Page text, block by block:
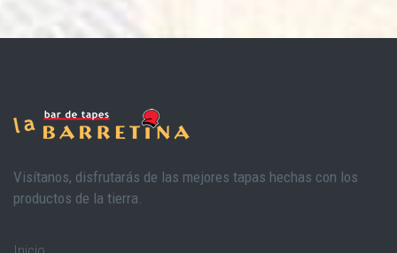
Visítanos, disfrutarás de las mejores tapas hechas con los
productos de la tierra.